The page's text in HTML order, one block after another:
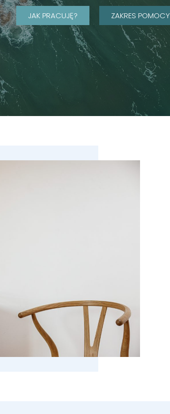
JAK PRACUJĘ? ZAKRES POMOCY